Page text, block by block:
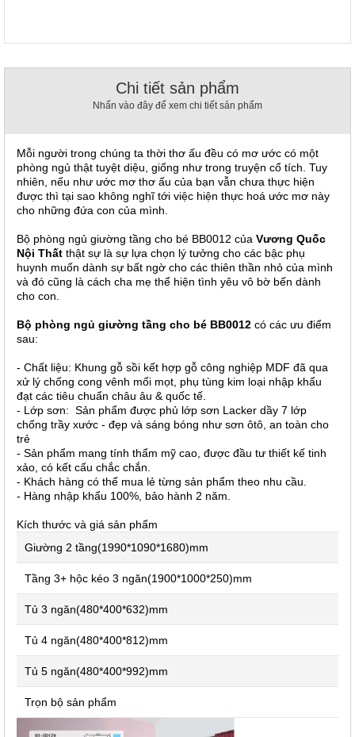
Nội
Nhà
Chi tiết sản phẩm
Nhấn vào đây để xem chi tiết sản phẩm
Mỗi người trong chúng ta thời thơ ấu đều có mơ ước có một
phòng ngủ thật tuyệt diệu, giống như trong truyện cổ tích. Tuy
nhiên, nếu như ước mơ thơ ấu của bạn vẫn chưa thực hiện
được thì tại sao không nghĩ tới việc hiện thực hoá ước mơ này
cho những đứa con của mình.
Bộ phòng ngủ giường tầng cho bé BB0012 của Vương Quốc
Nội Thất thật sự là sự lựa chọn lý tưởng cho các bậc phụ
huynh muốn dành sự bất ngờ cho các thiên thần nhỏ của mình
và đó cũng là cách cha mẹ thể hiện tình yêu vô bờ bến dành
cho con.
Bộ phòng ngủ giường tầng cho bé BB0012 có các ưu điểm
sau:
- Chất liệu: Khung gỗ sồi kết hợp gỗ công nghiệp MDF đã qua
xử lý chống cong vênh mối mọt, phụ tùng kim loại nhập khẩu
đạt các tiêu chuẩn châu âu & quốc tế.
- Lớp sơn: Sản phẩm được phủ lớp sơn Lacker dầy 7 lớp
chống trầy xước - đẹp và sáng bóng như sơn ôtô, an toàn cho
trẻ
- Sản phẩm mang tính thẩm mỹ cao, được đầu tư thiết kế tinh
xảo, có kết cấu chắc chắn.
- Khách hàng có thể mua lẻ từng sản phẩm theo nhu cầu.
- Hàng nhập khẩu 100%, bảo hành 2 năm.
Kích thước và giá sản phẩm
Giường 2 tầng(1990*1090*1680)mm
Tầng 3+ hộc kéo 3 ngăn(1900*1000*250)mm
Tủ 3 ngăn(480*400*632)mm
Tủ 4 ngăn(480*400*812)mm
Tủ 5 ngăn(480*400*992)mm
Trọn bộ sản phẩm